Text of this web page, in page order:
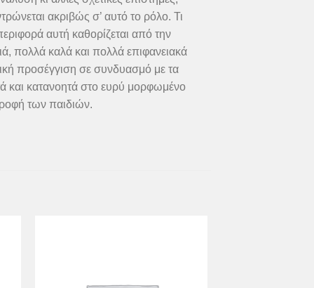
ακριβώς σ’ αυτό το ρόλο. Τι
αυτή καθορίζεται από την
πολλά καλά και πολλά επιφανειακά
προσέγγιση σε συνδυασμό με τα
και κατανοητά στο ευρύ μορφωμένο
των παιδιών.